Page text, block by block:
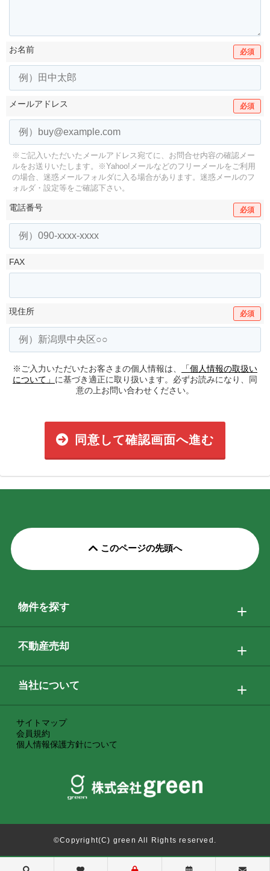
お名前 必須
メールアドレス 必須
※ご記入いただいたメールアドレス宛てに、お問合せ内容の確認メー
ルをお送りいたします。
※Yahoo!メールなどのフリーメールをご利用
の場合、迷惑メールフォルダに入る場合があります。 迷惑メールのフ
ォルダ・設定等をご確認下さい。
電話番号 必須
FAX
現住所 必須
※ご入力いただいたお客さまの個人情報は、
「個人情報の取扱い
について」 に基づき適正に取り扱います。必ずお読みになり、同
意の上お問い合わせください。
同意して確認画面へ進む
このページの先頭へ
物件を探す
不動産売却
当社について
サイトマップ
会員規約
個人情報保護方針について
©Copyright(C) green All Rights reserved.